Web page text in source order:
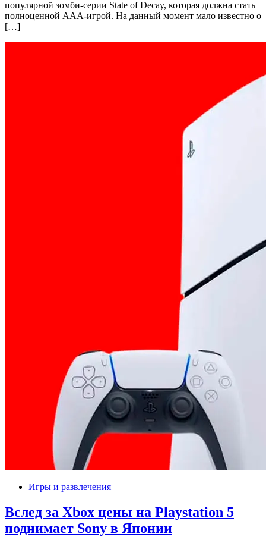
популярной зомби-серии State of Decay, которая должна стать
полноценной AAA-игрой. На данный момент мало известно о
[…]
Игры и развлечения
Вслед за Xbox цены на Playstation 5
поднимает Sony в Японии